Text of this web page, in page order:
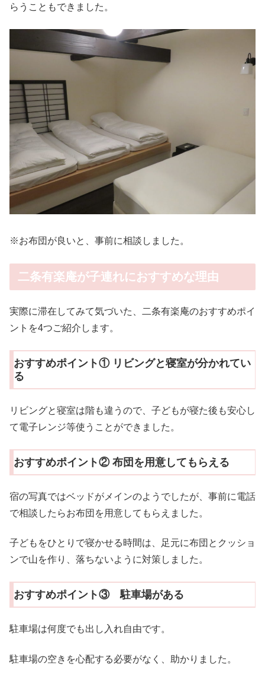
らうこともできました。
※お布団が良いと、事前に相談しました。
二条有楽庵が子連れにおすすめな理由
実際に滞在してみて気づいた、二条有楽庵のおすすめポイ
ントを4つご紹介します。
おすすめポイント① リビングと寝室が分かれてい
る
リビングと寝室は階も違うので、子どもが寝た後も安心し
て電子レンジ等使うことができました。
おすすめポイント② 布団を用意してもらえる
宿の写真ではベッドがメインのようでしたが、事前に電話
で相談したらお布団を用意してもらえました。
子どもをひとりで寝かせる時間は、足元に布団とクッショ
ンで山を作り、落ちないように対策しました。
おすすめポイント③ 駐車場がある
駐車場は何度でも出し入れ自由です。
駐車場の空きを心配する必要がなく、助かりました。